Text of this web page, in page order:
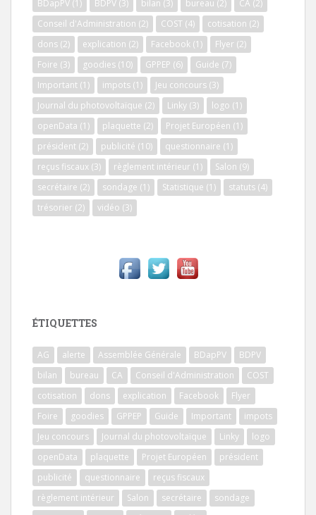
BDapPV (1) BDPV (3) bilan (3) bureau (2) CA (2)
Conseil d'Administration (2) COST (4) cotisation (2)
dons (2) explication (2) Facebook (1) Flyer (2)
Foire (3) goodies (10) GPPEP (6) Guide (7)
Important (1) impots (1) Jeu concours (3)
Journal du photovoltaïque (2) Linky (3) logo (1)
openData (1) plaquette (2) Projet Européen (1)
président (2) publicité (10) questionnaire (1)
reçus fiscaux (3) règlement intérieur (1) Salon (9)
secrétaire (2) sondage (1) Statistique (1) statuts (4)
trésorier (2) vidéo (3)
ÉTIQUETTES
AG alerte Assemblée Générale BDapPV
BDPV
bilan
bureau CA Conseil d'Administration
COST
cotisation
dons explication Facebook
Flyer
Foire
goodies GPPEP Guide Important
impots
Jeu concours
Journal du photovoltaïque Linky
logo
openData
plaquette Projet Européen
président
publicité
questionnaire
reçus fiscaux
règlement intérieur
Salon secrétaire
sondage